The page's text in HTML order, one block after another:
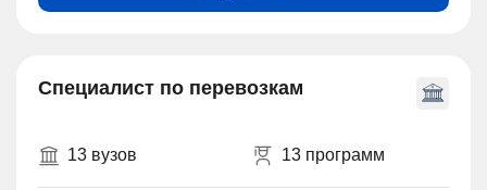
Специалист по перевозкам
13 вузов 13 программ